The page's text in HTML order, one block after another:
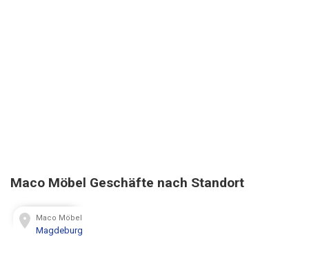
Maco Möbel Geschäfte nach Standort
Maco Möbel
Magdeburg